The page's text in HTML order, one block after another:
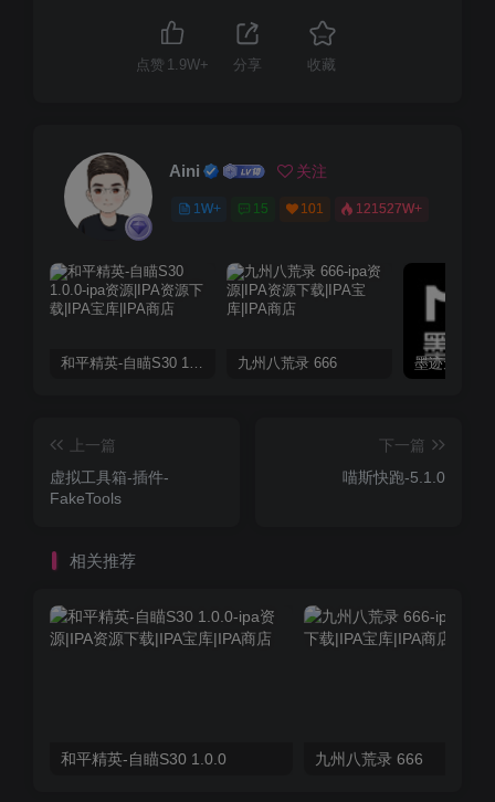
点赞 1.9W+ 分享 收藏
Aini 关注
1W+ 15 101 121527W+
和平精英-自瞄S30 1.0.0 九州八荒录 666
上一篇
虚拟工具箱-插件-
FakeTools
下一篇
喵斯快跑-5.1.0
相关推荐
和平精英-自瞄S30 1.0.0 九州八荒录 666